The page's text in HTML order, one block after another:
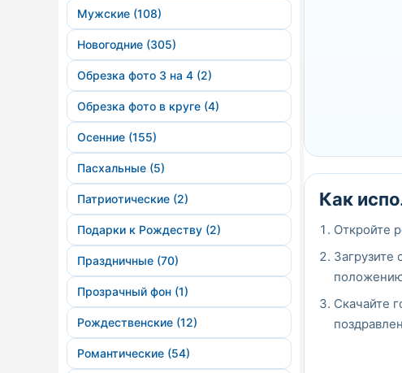
Мужские (108)
Новогодние (305)
Обрезка фото 3 на 4 (2)
Обрезка фото в круге (4)
Осенние (155)
Пасхальные (5)
Патриотические (2)
Подарки к Рождеству (2)
Праздничные (70)
Прозрачный фон (1)
Рождественские (12)
Романтические (54)
Как
Откройте
Загрузите
Скачайте